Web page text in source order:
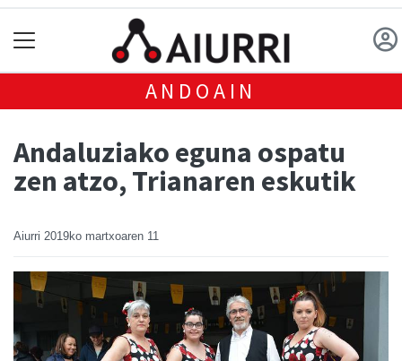
ANDOAIN
Andaluziako eguna ospatu
zen atzo, Trianaren eskutik
Aiurri 2019ko martxoaren 11